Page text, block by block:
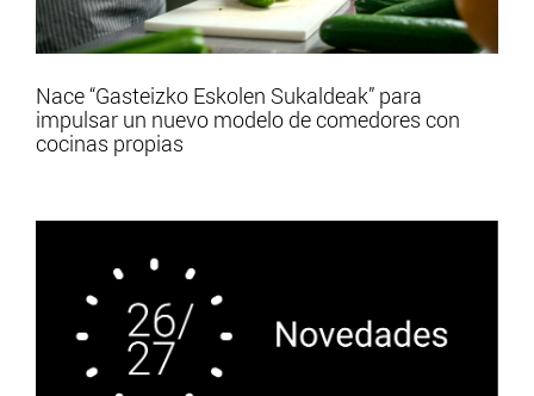
Nace “Gasteizko Eskolen Sukaldeak” para
impulsar un nuevo modelo de comedores con
cocinas propias